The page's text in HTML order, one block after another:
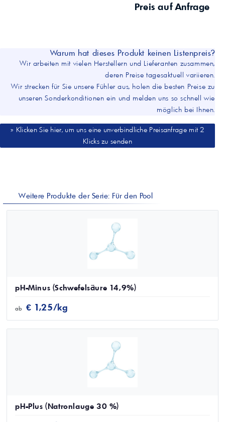
Preis auf Anfrage
Warum hat dieses Produkt keinen Listenpreis?
Wir arbeiten mit vielen Herstellern und Lieferanten zusammen,
deren Preise tagesaktuell variieren.
Wir strecken für Sie unsere Fühler aus, holen die besten Preise zu
unseren Sonderkonditionen ein und melden uns so schnell wie
möglich bei Ihnen.
» Klicken Sie hier, um uns eine unverbindliche Preisanfrage mit 2
Klicks zu senden
Weitere Produkte der Serie: Für den Pool
pH-Minus (Schwefelsäure 14,9%)
ab € 1,25/kg
pH-Plus (Natronlauge 30 %)